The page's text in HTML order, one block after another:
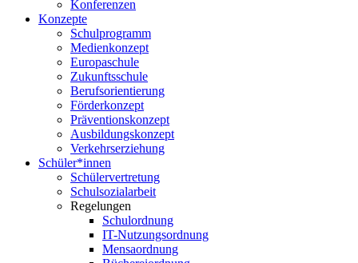
Konferenzen
Konzepte
Schulprogramm
Medienkonzept
Europaschule
Zukunftsschule
Berufsorientierung
Förderkonzept
Präventionskonzept
Ausbildungskonzept
Verkehrserziehung
Schüler*innen
Schülervertretung
Schulsozialarbeit
Regelungen
Schulordnung
IT-Nutzungsordnung
Mensaordnung